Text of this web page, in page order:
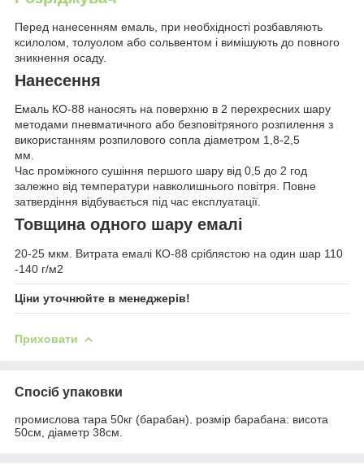
Перед нанесенням емаль, при необхідності розбавляють
ксилолом, толуолом або сольвентом і вимішують до повного
зникнення осаду.
Нанесення
Емаль КО-88 наносять на поверхню в 2 перехресних шару
методами пневматичного або безповітряного розпилення з
використанням розпилового сопла діаметром 1,8-2,5
мм.
Час проміжного сушіння першого шару від 0,5 до 2 год
залежно від температури навколишнього повітря. Повне
затвердіння відбувається під час експлуатації.
Товщина одного шару емалі
20-25 мкм. Витрата емалі КО-88 сріблястою на один шар 110
-140 г/м2
Ціни уточнюйте в менеджерів!
Приховати
Спосіб упаковки
промислова тара 50кг (барабан). розмір барабана: висота
50см, діаметр 38см.